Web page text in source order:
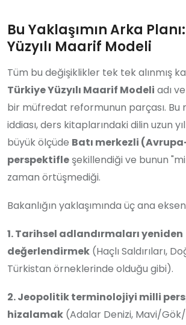
Bu Yaklaşımın Arka
Yüzyılı Maarif Modeli
Tüm bu değişiklikler tek tek alınmış
Türkiye Yüzyılı Maarif Modeli adı
bir müfredat reformunun parçası. Bu
iddiası, ders kitaplarındaki dilin uzun
büyük ölçüde Batı merkezli
perspektifle şekillendiği ve bunun
zaman örtüşmediği.
Bakanlığın yaklaşımında üç ana
1. Tarihsel adlandırmaları yeniden
değerlendirmek (Haçlı Saldırıları,
Türkistan örneklerinde olduğu gibi).
2. Jeopolitik terminolojiyi milli
hizalamak (Adalar Denizi, Mavi/